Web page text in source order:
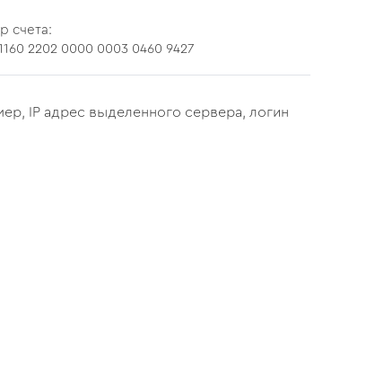
счета:
1160 2202 0000 0003 0460 9427
IP адрес выделенного сервера, логин